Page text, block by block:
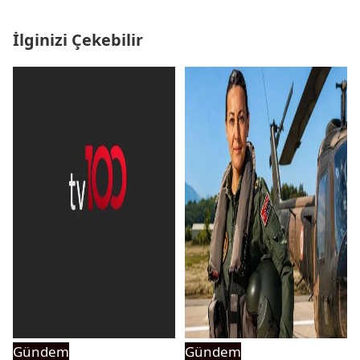
İlginizi Çekebilir
Gündem Gündem